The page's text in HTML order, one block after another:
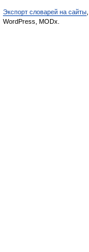
Экспорт словарей на сайты
WordPress, MODx.